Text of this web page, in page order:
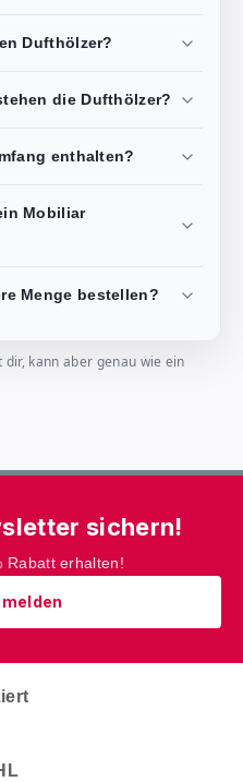
Dufthölzer?
die Dufthölzer?
enthalten?
Mobiliar
Menge bestellen?
kann aber genau wie ein
sichern!
Rabatt erhalten!